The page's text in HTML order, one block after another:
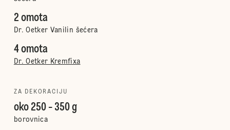
2 omota
Dr. Oetker Vanilin šećera
4 omota
Dr. Oetker Kremfixa
ZA DEKORACIJU
oko 250 - 350 g
borovnica